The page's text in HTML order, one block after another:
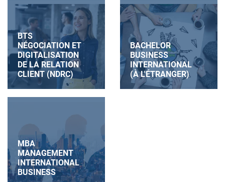
BTS
NÉGOCIATION ET
DIGITALISATION
DE LA RELATION
CLIENT (NDRC)
BACHELOR
BUSINESS
INTERNATIONAL
(À L'ÉTRANGER)
MBA
MANAGEMENT
INTERNATIONAL
BUSINESS